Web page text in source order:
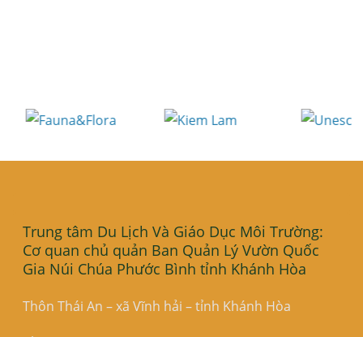
Trung tâm Du Lịch Và Giáo Dục Môi Trường:
Cơ quan chủ quản Ban Quản Lý Vườn Quốc
Gia Núi Chúa Phước Bình tỉnh Khánh Hòa
Thôn Thái An – xã Vĩnh hải – tỉnh Khánh Hòa